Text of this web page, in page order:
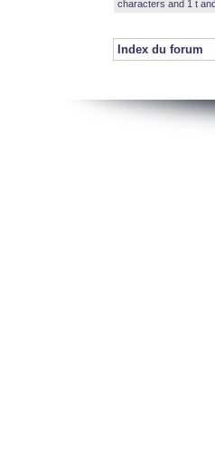
characters and 1 t
Index du forum